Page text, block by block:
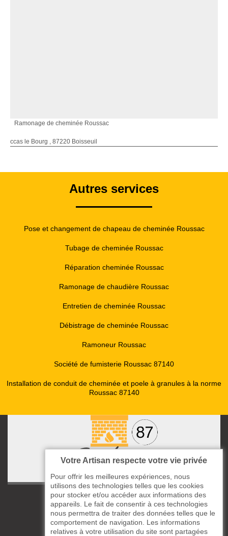
Ramonage de cheminée Roussac
ccas le Bourg , 87220 Boisseuil
Autres services
Pose et changement de chapeau de cheminée Roussac
Tubage de cheminée Roussac
Réparation cheminée Roussac
Ramonage de chaudière Roussac
Entretien de cheminée Roussac
Débistrage de cheminée Roussac
Ramoneur Roussac
Société de fumisterie Roussac 87140
Installation de conduit de cheminée et poele à granules à la norme
Roussac 87140
ccas le Bourg
87220 Boisseuil
05 33 06 14 49
Votre Artisan respecte votre vie privée
Pour offrir les meilleures expériences, nous
utilisons des technologies telles que les cookies
pour stocker et/ou accéder aux informations des
appareils. Le fait de consentir à ces technologies
nous permettra de traiter des données telles que le
comportement de navigation. Les informations
relatives à votre utilisation du site sont partagées